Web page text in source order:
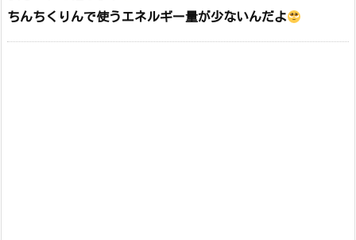
ちんちくりんで使うエネルギー量が少ないんだよ